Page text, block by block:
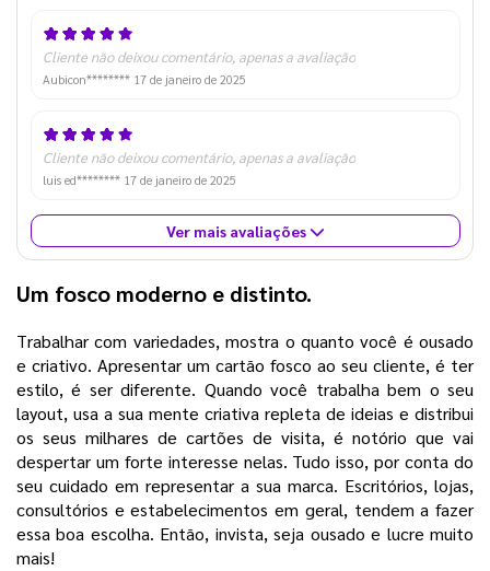
Cliente não deixou comentário, apenas a avaliação
Aubicon******** 17 de janeiro de 2025
Cliente não deixou comentário, apenas a avaliação
luis ed******** 17 de janeiro de 2025
Ver mais avaliações
Um fosco moderno e distinto.
Trabalhar com variedades, mostra o quanto você é ousado
e criativo. Apresentar um cartão fosco ao seu cliente, é ter
estilo, é ser diferente. Quando você trabalha bem o seu
layout, usa a sua mente criativa repleta de ideias e distribui
os seus milhares de cartões de visita, é notório que vai
despertar um forte interesse nelas. Tudo isso, por conta do
seu cuidado em representar a sua marca. Escritórios, lojas,
consultórios e estabelecimentos em geral, tendem a fazer
essa boa escolha. Então, invista, seja ousado e lucre muito
mais!